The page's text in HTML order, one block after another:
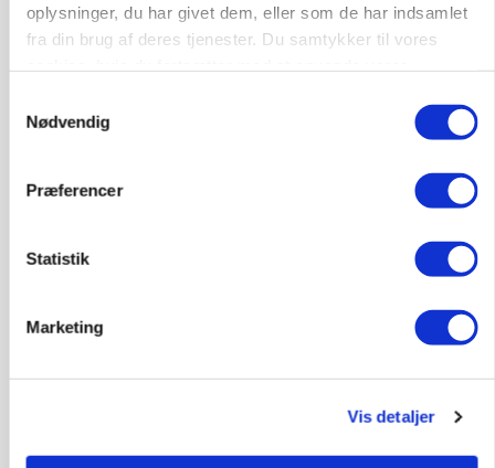
oplysninger, du har givet dem, eller som de har indsamlet
fra din brug af deres tjenester. Du samtykker til vores
Nødvendig
Præferencer
Statistik
Marketing
Vis detaljer
klima: Det kan danske bedrifter lære
Ny HR-chef skal koble kultur og forretning i
Annonce